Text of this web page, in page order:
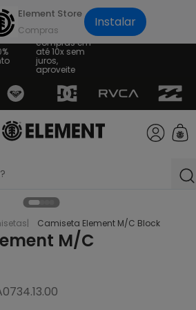
Element Store Instalar
Parcele suas
compras em
até 10x sem
juros,
aproveite
Camiseta Element M/C Block
M/C